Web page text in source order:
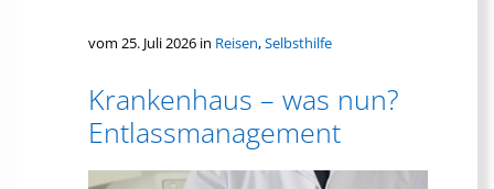
vom 25. Juli 2026 in Reisen,Selbsthilfe
Krankenhaus – was nun?
Entlassmanagement